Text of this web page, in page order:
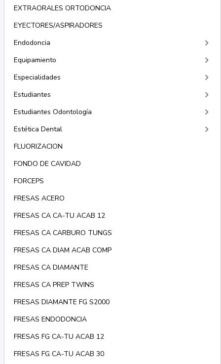
EXTRAORALES ORTODONCIA
EYECTORES/ASPIRADORES
Endodoncia
keyboard_arrow_right
Equipamiento keyboard_arrow_right
Especialidades keyboard_arrow_right
Estudiantes keyboard_arrow_right
Estudiantes Odontología keyboard_arrow_right
Estética Dental keyboard_arrow_right
FLUORIZACION
FONDO DE CAVIDAD
FORCEPS
FRESAS ACERO
FRESAS CA CA-TU ACAB 12
FRESAS CA CARBURO TUNGS
FRESAS CA DIAM ACAB COMP
FRESAS CA DIAMANTE
FRESAS CA PREP TWINS
FRESAS DIAMANTE FG S2000
FRESAS ENDODONCIA
FRESAS FG CA-TU ACAB 12
FRESAS FG CA-TU ACAB 30